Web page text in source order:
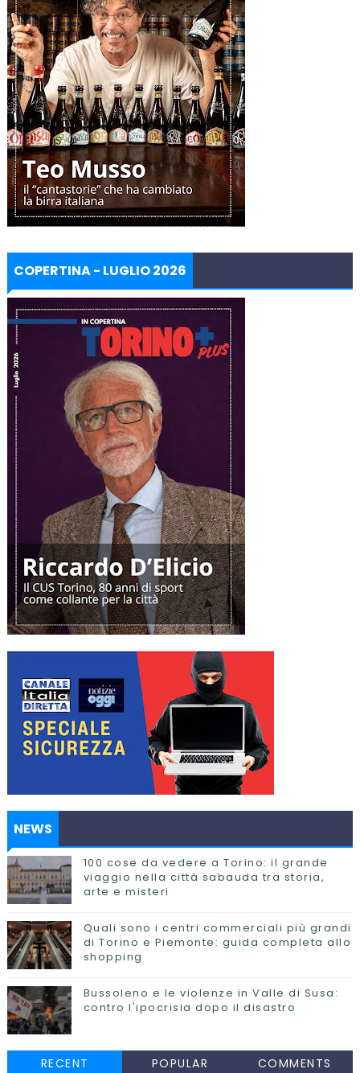
COPERTINA - LUGLIO 2026
NEWS
100 cose da vedere a Torino: il grande
viaggio nella città sabauda tra storia,
arte e misteri
Quali sono i centri commerciali più grandi
di Torino e Piemonte: guida completa allo
shopping
Bussoleno e le violenze in Valle di Susa:
contro l'ipocrisia dopo il disastro
RECENT POPULAR COMMENTS